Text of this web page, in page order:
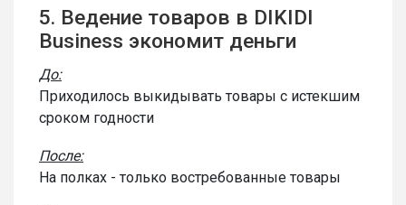
5. Ведение товаров в DIKIDI
Business экономит деньги
До:
Приходилось выкидывать товары с истекшим
сроком годности
После:
На полках - только востребованные товары